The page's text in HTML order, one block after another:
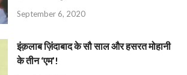
September 6, 2020
इंक़लाब ज़िंदाबाद के सौ साल और हसरत मोहानी
के तीन ‘एम’!